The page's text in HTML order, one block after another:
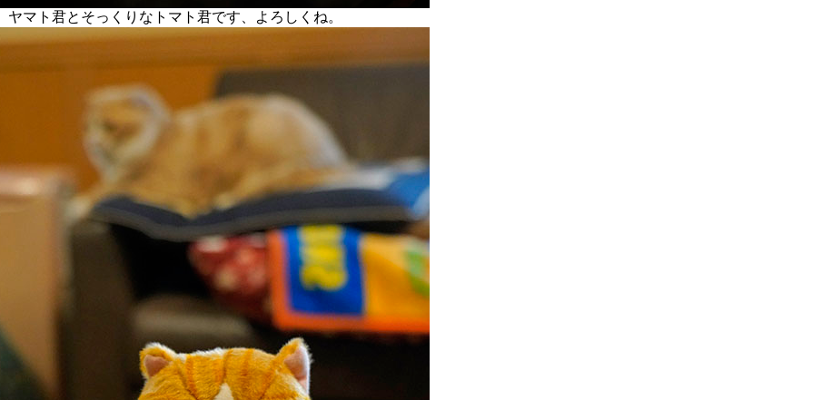
ヤマト君とそっくりなトマト君です、よろしくね。